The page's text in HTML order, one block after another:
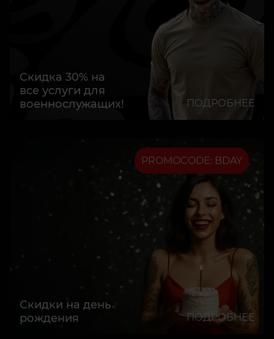
Скидка 30% на
все услуги для
военнослужащих!
ПОДРОБНЕЕ
PROMOCODE: BDAY
Скидки на день
рождения
ПОДРОБНЕЕ